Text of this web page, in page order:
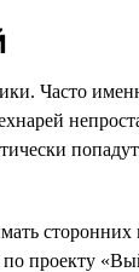
Часто
сторонних
проекту